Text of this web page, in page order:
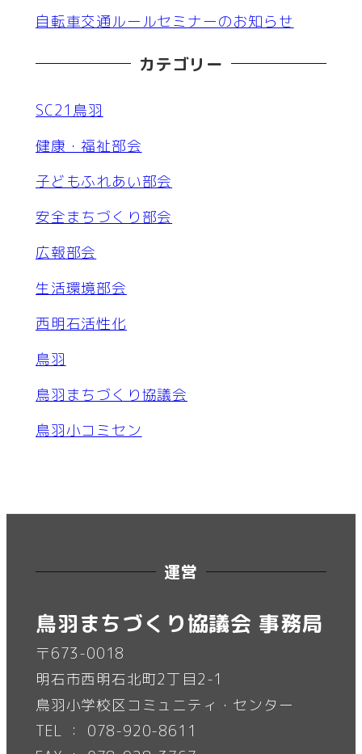
自転車交通ルールセミナーのお知らせ
カテゴリー
SC21鳥羽
健康・福祉部会
子どもふれあい部会
安全まちづくり部会
広報部会
生活環境部会
西明石活性化
鳥羽
鳥羽まちづくり協議会
鳥羽小コミセン
運営
鳥羽まちづくり協議会 事務局
〒673-0018
明石市西明石北町2丁目2-1
鳥羽小学校区コミュニティ・センター
TEL ： 078-920-8611